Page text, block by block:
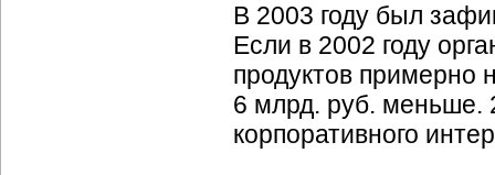
В 2003 году был
Если в 2002 году
продуктов примерно
6 млрд. руб. меньше.
корпоративного